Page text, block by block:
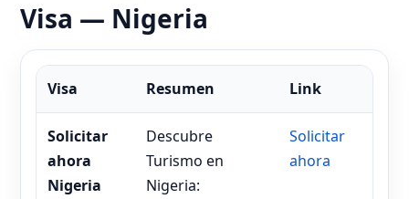
Visa — Nigeria
Visa Resumen Link
Solicitar
ahora
Nigeria
Descubre
Turismo en
Nigeria:
Solicitar
ahora